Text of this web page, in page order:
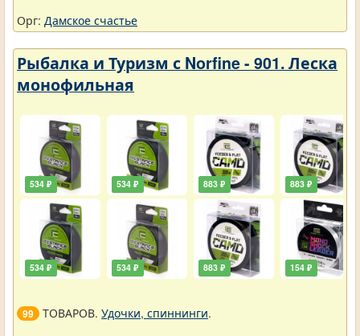
Орг: Дамское счастье
Рыбалка и Туризм с Norfine - 901. Леска
монофильная
534 ₽
534 ₽
534 ₽
534 ₽
883 ₽
883 ₽
883 ₽
154 ₽
99 ТОВАРОВ. Удочки, спиннинги.